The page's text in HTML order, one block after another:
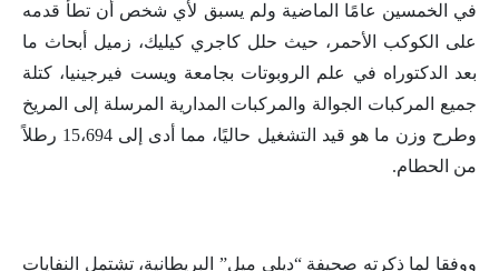
في الخمسين عامًا الماضية ولم يسبق لأي شخص أن تطأ قدمه
على الكوكب الأحمر، حيث حلل كاجري كيليك، زميل أبحاث ما
بعد الدكتوراه في علم الروبوتات بجامعة ويست فيرجينيا، كتلة
جميع المركبات الجوالة والمركبات المدارية المرسلة إلى المريخ
وطرح وزن ما هو قيد التشغيل حاليًا، مما أدى إلى 15،694 رطلاً
من الحطام.
ووفقا لما ذكرته صحيفة “ديلى ميل” البريطانية، تشتمل النفايات